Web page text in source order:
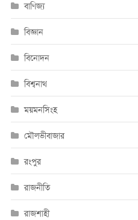
বাণিজ্য
বিজ্ঞান
বিনোদন
বিশ্বনাথ
ময়মনসিংহ
মৌলভীবাজার
রংপুর
রাজনীতি
রাজশাহী